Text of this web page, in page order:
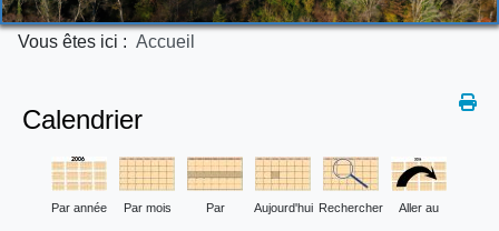
Vous êtes ici : Accueil
Calendrier
Par année Par mois Par Aujourd'hui Rechercher Aller au